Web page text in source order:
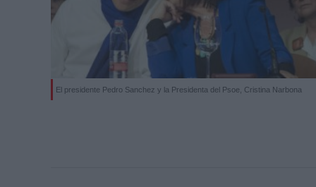
El presidente Pedro Sanchez y la Presidenta del Psoe, Cristina Narbona